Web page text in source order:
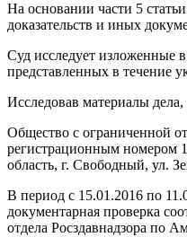
На основании части 5
доказательств и иных
Суд исследует изложенные
представленных в течение
Исследовав материалы
Общество с ограниченной
регистрационным номером
область, г. Свободный, ул.
В период с 15.01.2016 по
документарная проверка
отдела Росздавнадзора по